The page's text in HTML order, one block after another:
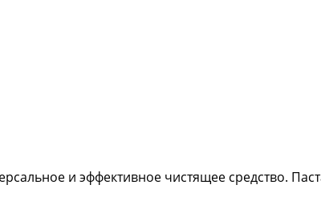
и эффективное чистящее средство.